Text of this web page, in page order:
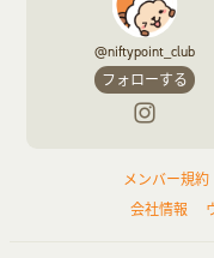
赤ちゃん・こども・マ
ふるさと納税
@niftypoint_club
フォローする
メンバー規約
会社情報